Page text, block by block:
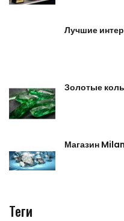
Лучшие
Золотые
Магазин
Теги